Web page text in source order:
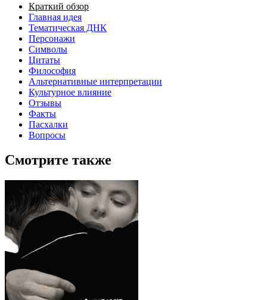
Краткий обзор
Главная идея
Тематическая ДНК
Персонажи
Символы
Цитаты
Философия
Альтернативные интерпретации
Культурное влияние
Отзывы
Факты
Пасхалки
Вопросы
Смотрите также